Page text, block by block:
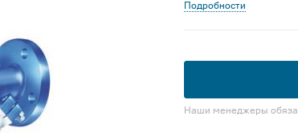
Подробности
Наши менеджеры